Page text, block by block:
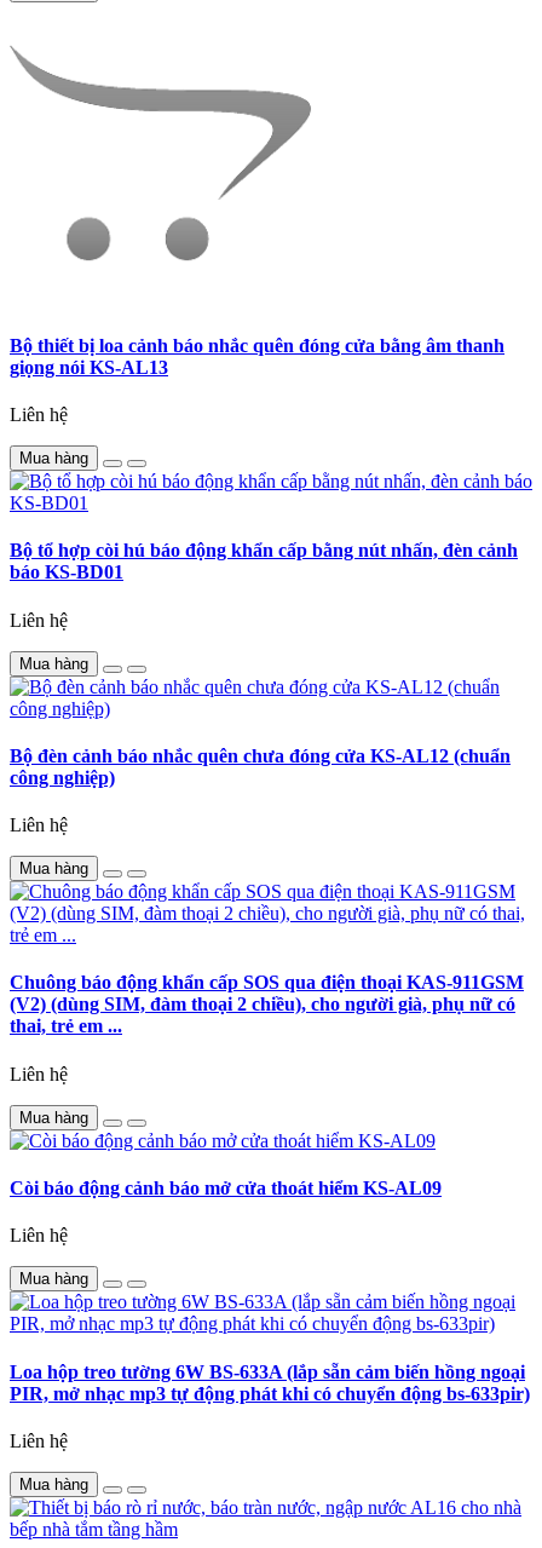
Bộ thiết bị loa cảnh báo nhắc quên đóng cửa bằng âm thanh
giọng nói KS-AL13
Liên hệ
Mua hàng
Bộ tổ hợp còi hú báo động khẩn cấp bằng nút nhấn, đèn cảnh
báo KS-BD01
Liên hệ
Mua hàng
Bộ đèn cảnh báo nhắc quên chưa đóng cửa KS-AL12 (chuẩn
công nghiệp)
Liên hệ
Mua hàng
Chuông báo động khẩn cấp SOS qua điện thoại KAS-911GSM
(V2) (dùng SIM, đàm thoại 2 chiều), cho người già, phụ nữ có
thai, trẻ em ...
Liên hệ
Mua hàng
Còi báo động cảnh báo mở cửa thoát hiểm KS-AL09
Liên hệ
Mua hàng
Loa hộp treo tường 6W BS-633A (lắp sẵn cảm biến hồng ngoại
PIR, mở nhạc mp3 tự động phát khi có chuyển động bs-633pir)
Liên hệ
Mua hàng